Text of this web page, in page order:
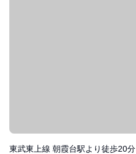
東武東上線 朝霞台駅より徒歩20分